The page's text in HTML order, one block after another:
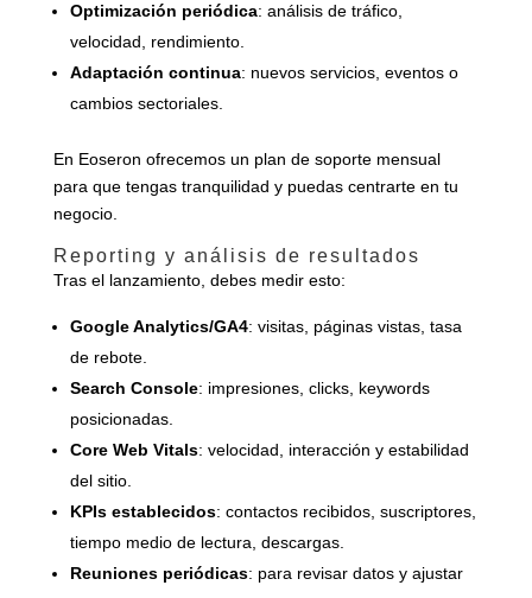
Optimización periódica: análisis de tráfico,
velocidad, rendimiento.
Adaptación continua: nuevos servicios, eventos o
cambios sectoriales.
En Eoseron ofrecemos un plan de soporte mensual
para que tengas tranquilidad y puedas centrarte en tu
negocio.
Reporting y análisis de resultados
Tras el lanzamiento, debes medir esto:
Google Analytics/GA4: visitas, páginas vistas, tasa
de rebote.
Search Console: impresiones, clicks, keywords
posicionadas.
Core Web Vitals: velocidad, interacción y estabilidad
del sitio.
KPIs establecidos: contactos recibidos, suscriptores,
tiempo medio de lectura, descargas.
Reuniones periódicas: para revisar datos y ajustar